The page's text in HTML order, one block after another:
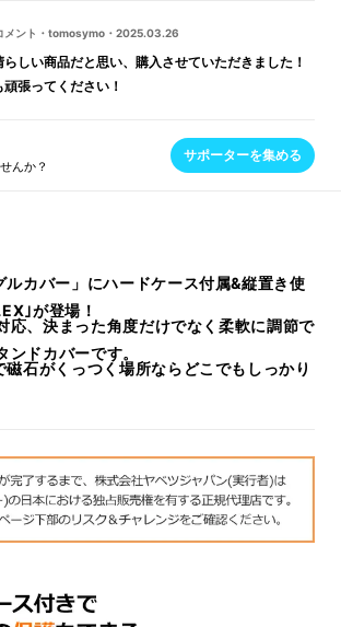
メント ・ tomosymo ・ 2025.03.26
らしい商品だと思い、購入させていただきました！
張ってください！
んか？
サポーターを集める
ルカバー」にハードケース付属&縦置き使
｣が登場！
応、決まった角度だけでなく柔軟に調節で
ンドカバーです。
磁石がくっつく場所ならどこでもしっかり